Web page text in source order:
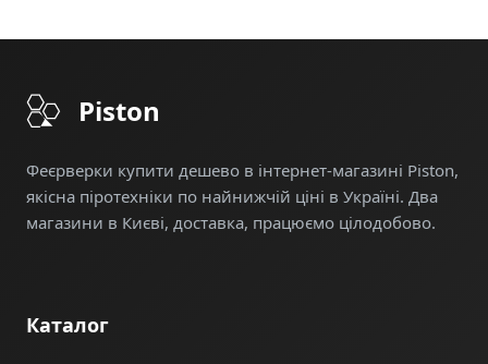
Piston
Феєрверки купити дешево в інтернет-магазині Piston,
якісна піротехніки по найнижчій ціні в Україні. Два
магазини в Києві, доставка, працюємо цілодобово.
Каталог